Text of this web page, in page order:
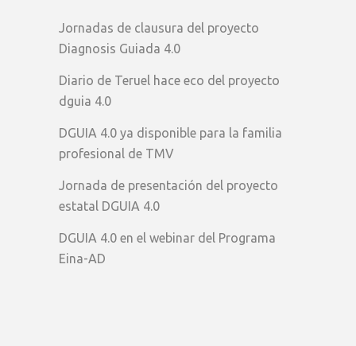
Jornadas de clausura del proyecto
Diagnosis Guiada 4.0
Diario de Teruel hace eco del proyecto
dguia 4.0
DGUIA 4.0 ya disponible para la familia
profesional de TMV
Jornada de presentación del proyecto
estatal DGUIA 4.0
DGUIA 4.0 en el webinar del Programa
Eina-AD